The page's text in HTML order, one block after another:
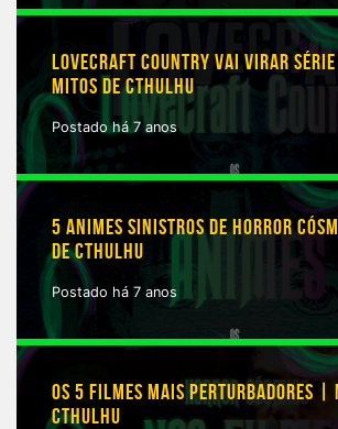
LOVECRAFT COUNTRY VAI VIRAR
MITOS DE CTHULHU
Postado há 7 anos
5 ANIMES SINISTROS DE HORROR
DE CTHULHU
Postado há 7 anos
OS 5 FILMES MAIS PERTURBADORES |
CTHULHU